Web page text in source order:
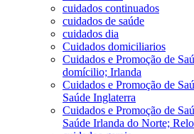
cuidados continuados
cuidados de saúde
cuidados dia
Cuidados domiciliarios
Cuidados e Promoção de
domícilio; Irlanda
Cuidados e Promoção de
Saúde Inglaterra
Cuidados e Promoção de
Saúde Irlanda do Norte;